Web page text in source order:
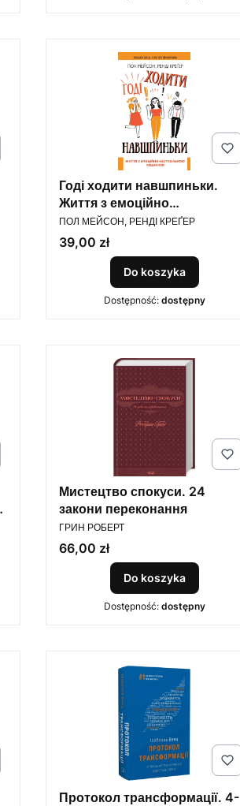
Годі ходити навшпиньки.
Життя з емоційно
нестабільною людиною
PRODUCENT
ПОЛ МЕЙСОН, РЕНДІ КРЕҐЕР
Cena
39,00 zł
Do koszyka
Dostępność: dostępny
Мистецтво спокуси. 24
закони переконання
PRODUCENT
ГРИН РОБЕРТ
Cena
66,00 zł
Do koszyka
Dostępność: dostępny
Протокол трансформації. 4-